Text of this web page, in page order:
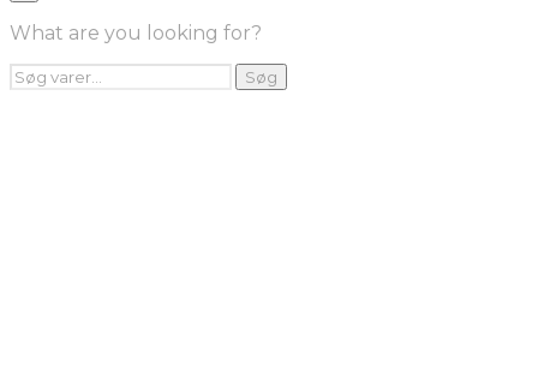
Handelsebetingelser
Returnering
FRA TV
Videoklip fra TV2
What are you looking for?
Søg
efter:
Søg